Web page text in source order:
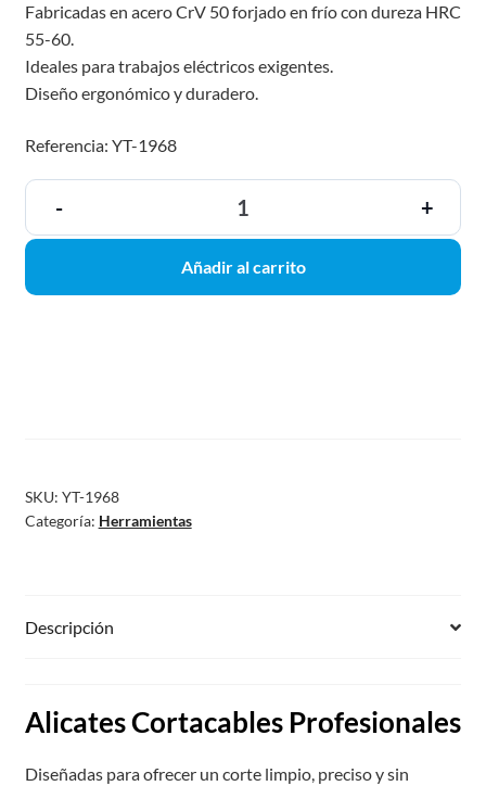
Fabricadas en acero CrV 50 forjado en frío con dureza HRC
55-60.
Ideales para trabajos eléctricos exigentes.
Diseño ergonómico y duradero.
Referencia: YT-1968
- +
Añadir al carrito
SKU: YT-1968
Categoría: Herramientas
Descripción
Alicates Cortacables Profesionales
Diseñadas para ofrecer un corte limpio, preciso y sin